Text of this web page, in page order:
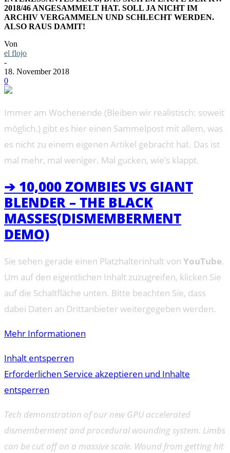
2018/46 ANGESAMMELT HAT. SOLL JA NICHT IM
ARCHIV VERGAMMELN UND SCHLECHT WERDEN.
ALSO RAUS DAMIT!
Von
el flojo
-
18. November 2018
0
Immer am Wochenende (Bleiben wir realistisch: soweit
möglich.) gibt es hier einen Sammelpost mit allem, was
es nicht zu einem eigenen Artikel gebracht hat. Das ist
mal mehr, mal weniger. Mal gucken, wie’s klappt.
➔ 10,000 ZOMBIES VS GIANT
BLENDER – THE BLACK
MASSES(DISMEMBERMENT
DEMO)
Sie sehen gerade einen Platzhalterinhalt von YouTube.
Um auf den eigentlichen Inhalt zuzugreifen, klicken Sie
auf die Schaltfläche unten. Bitte beachten Sie, dass
dabei Daten an Drittanbieter weitergegeben werden.
Mehr Informationen
Inhalt entsperren
Erforderlichen Service akzeptieren und Inhalte
entsperren
Tech demonstration of our new GPU accelerated
dismemberment and procedural wounding system. Limbs
can be cut off on a massive scale. Wound from getting hit